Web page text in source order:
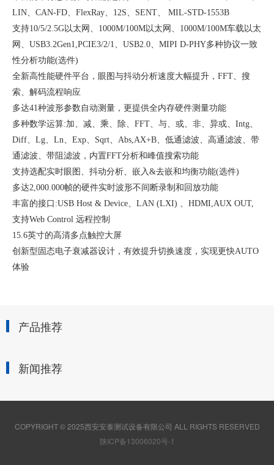
LIN、CAN-FD、FlexRay、12S、SENT、 MIL-STD-1553B
支持10/5/2.5G以太网、1000M/100M以太网、1000M/100M车载以太
网、USB3.2Gen1,PCIE3/2/1、USB2.0、MIPI D-PHY多种协议一致
性分析功能(选件)
全新高性能硬件平台，眼图与抖动分析速度大幅提升，FFT、搜
索、解码流程响应
多达41种波形参数自动测量，更提供全内存硬件测量功能
多种数学运算:加、减、乘、除、FFT、与、或、非、异或、Intg、
Diff、Lg、Ln、Exp、Sqrt、Abs,AX+B、低通滤波、高通滤波、带
通滤波、带阻滤波，内置FFT分析和峰值搜索功能
支持选配实时眼图、抖动分析、嵌入&去嵌和均衡功能(选件)
多达2,000.000帧的硬件实时波形不间断录制和回放功能
丰富的接口:USB Host & Device、LAN (LXI) 、HDMI,AUX OUT,
支持Web Control 远程控制
15.6英寸的高清多点触控大屏
创新型固态电子衰减器设计，有效提升切换速度，实现更快AUTO
体验
产品推荐
新闻推荐
COPYRIGHT © 2025西安安泰测试设备有限公司 ALL RIGHTS RESERVED
陕ICP备13006020号-1